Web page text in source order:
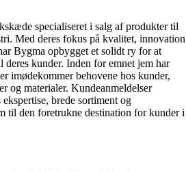
specialiseret i salg af produkter til
Med deres fokus på kvalitet, innovation
Bygma opbygget et solidt ry for at
kunder. Inden for emnet jem har
imødekommer behovene hos kunder,
og materialer. Kundeanmeldelser
brede sortiment og
til den foretrukne destination for kunder i